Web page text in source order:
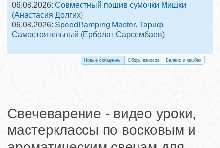
06.08.2026: Совместный пошив сумочки Мишки
(Анастасия Долгих)
06.08.2026: SpeedRamping Master. Тариф
Самостоятельный (Ерболат Сарсембаев)
Новые складчины Сборы взносов Баланс и кешбек
Свечеварение - видео уроки,
мастерклассы по восковым и